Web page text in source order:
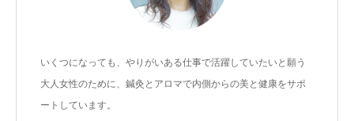
いくつになっても、やりがいある仕事で活躍していたいと願う
大人女性のために、鍼灸とアロマで内側からの美と健康をサポ
ートしています。